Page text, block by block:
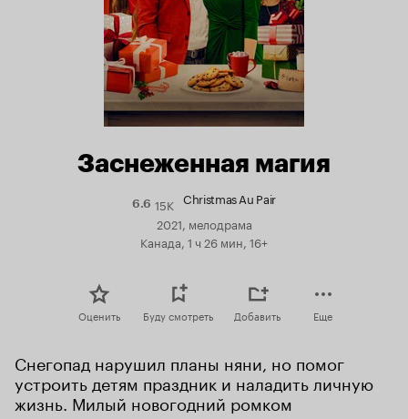
Заснеженная магия
6.6Рейтинг
Кинопоиска
15K Christmas Au Pair
2021, мелодрама
Канада, 1 ч 26 мин, 16+
Оценить Буду смотреть Добавить Еще
Снегопад нарушил планы няни, но помог
устроить детям праздник и наладить личную
жизнь. Милый новогодний ромком